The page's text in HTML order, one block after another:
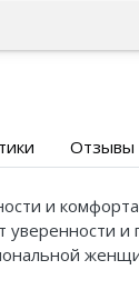
Отзывы
и